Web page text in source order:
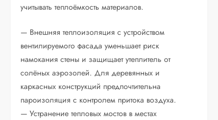
учитывать теплоёмкость материалов.
— Внешняя теплоизоляция с устройством
вентилируемого фасада уменьшает риск
намокания стены и защищает утеплитель от
солёных аэрозолей. Для деревянных и
каркасных конструкций предпочтительна
пароизоляция с контролем притока воздуха.
— Устранение тепловых мостов в местах